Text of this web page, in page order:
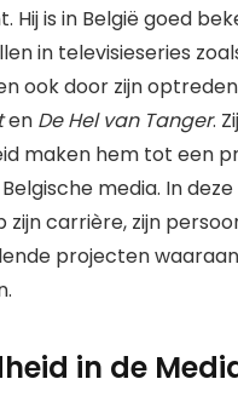
Hij is in België goed
in televisieseries
ook door zijn
en De Hel van Tanger.
maken hem tot een
media. In
zijn carrière, zijn
projecten
in de